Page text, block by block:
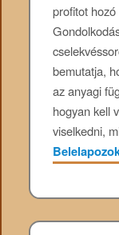
profitot
bemutatja,
az anyagi
hogyan kell
viselkedni,